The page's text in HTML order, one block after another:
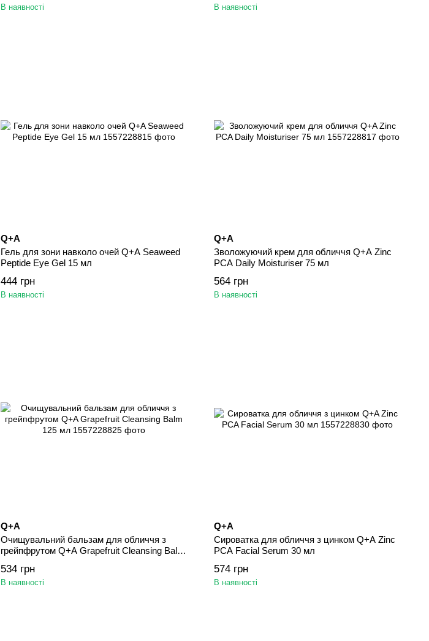
В наявності В наявності
Q+A
Гель для зони навколо очей Q+A Seaweed
Peptide Eye Gel 15 мл
444 грн
В наявності
Q+A
Зволожуючий крем для обличчя Q+A Zinc
PCA Daily Moisturiser 75 мл
564 грн
В наявності
Q+A
Очищувальний бальзам для обличчя з
грейпфрутом Q+A Grapefruit Cleansing Balm
534 грн
В наявності
Q+A
Сироватка для обличчя з цинком Q+A Zinc
PCA Facial Serum 30 мл
574 грн
В наявності